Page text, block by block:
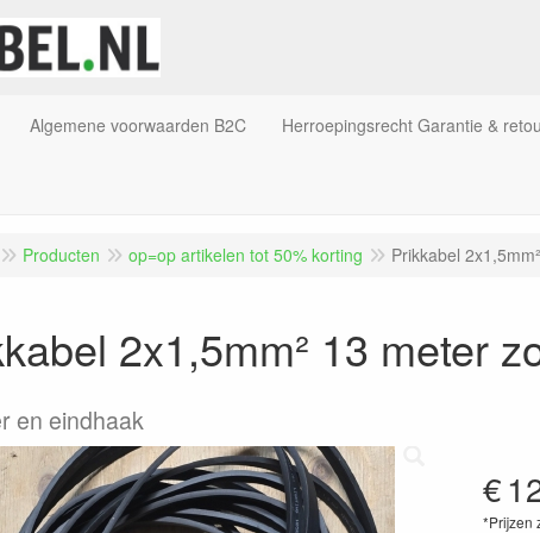
Algemene voorwaarden B2C Herroepingsrecht Garantie &
Producten op=op artikelen tot 50% korting Prikkabel
2x1,5mm² 13 meter
en eindhaak
€
*Prijzen